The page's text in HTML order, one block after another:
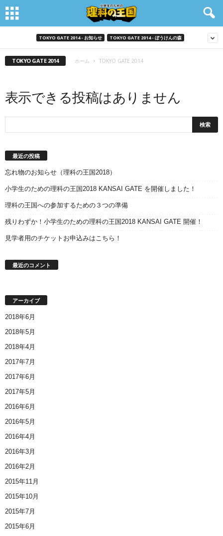
TOKYO GATE 2014 - お知らせ TOKYO GATE 2014 - ぼうけんの森
TOKYO GATE 2014 ホーム TOKYO GATE 2014
表示できる投稿はありません
最近の投稿
忘れ物のお知らせ（理科の王国2018）
小学生のための理科の王国2018 KANSAI GATE を開催しました！
理科の王国への参加するための３つの準備
残りわずか！小学生のための理科の王国2018 KANSAI GATE 開催！
見学者用のチケットお申込みはこちら！
最近のコメント
アーカイブ
2018年6月
2018年5月
2018年4月
2017年7月
2017年6月
2017年5月
2016年6月
2016年5月
2016年4月
2016年3月
2016年2月
2015年11月
2015年10月
2015年7月
2015年6月